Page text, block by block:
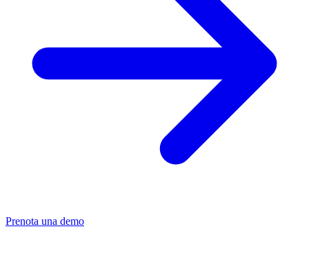
Prenota una demo